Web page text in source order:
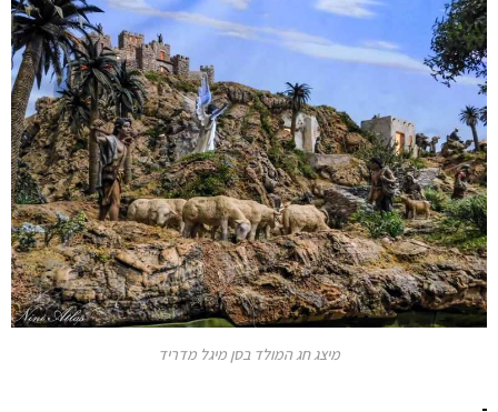
מיצג חג המולד בסן מיגל מדריד